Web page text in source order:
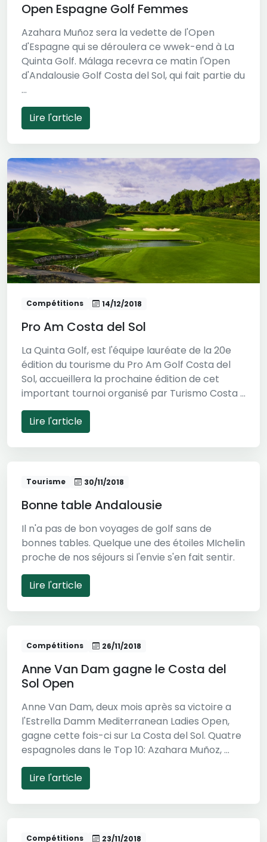
Open Espagne Golf Femmes
Azahara Muñoz sera la vedette de l'Open
d'Espagne qui se déroulera ce wwek-end à La
Quinta Golf. Málaga recevra ce matin l'Open
d'Andalousie Golf Costa del Sol, qui fait partie du
...
Lire l'article
Compétitions 14/12/2018
Pro Am Costa del Sol
La Quinta Golf, est l'équipe lauréate de la 20e
édition du tourisme du Pro Am Golf Costa del
Sol, accueillera la prochaine édition de cet
important tournoi organisé par Turismo Costa ...
Lire l'article
Tourisme 30/11/2018
Bonne table Andalousie
Il n'a pas de bon voyages de golf sans de
bonnes tables. Quelque une des étoiles MIchelin
proche de nos séjours si l'envie s'en fait sentir.
Lire l'article
Compétitions 26/11/2018
Anne Van Dam gagne le Costa del
Sol Open
Anne Van Dam, deux mois après sa victoire a
l'Estrella Damm Mediterranean Ladies Open,
gagne cette fois-ci sur La Costa del Sol. Quatre
espagnoles dans le Top 10: Azahara Muñoz, ...
Lire l'article
Compétitions 23/11/2018